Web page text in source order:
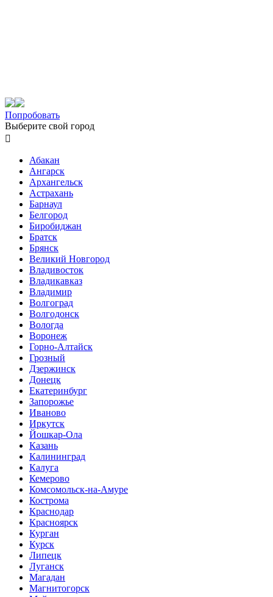
Попробовать
Выберите свой город

Абакан
Ангарск
Архангельск
Астрахань
Барнаул
Белгород
Биробиджан
Братск
Брянск
Великий Новгород
Владивосток
Владикавказ
Владимир
Волгоград
Волгодонск
Вологда
Воронеж
Горно-Алтайск
Грозный
Дзержинск
Донецк
Екатеринбург
Запорожье
Иваново
Иркутск
Йошкар-Ола
Казань
Калининград
Калуга
Кемерово
Комсомольск-на-Амуре
Кострома
Краснодар
Красноярск
Курган
Курск
Липецк
Луганск
Магадан
Магнитогорск